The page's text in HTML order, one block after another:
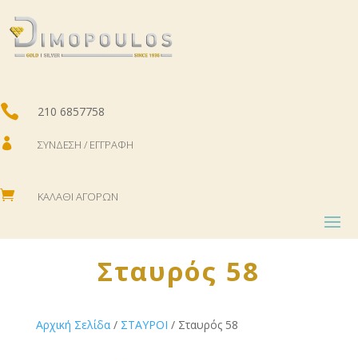
 210 6857758
 ΣΎΝΔΕΣΗ / ΕΓΓΡΑΦΉ
 ΚΑΛΆΘΙ ΑΓΟΡΏΝ
Σταυρός 58
Αρχική Σελίδα/ ΣΤΑΥΡΟΙ / Σταυρός 58